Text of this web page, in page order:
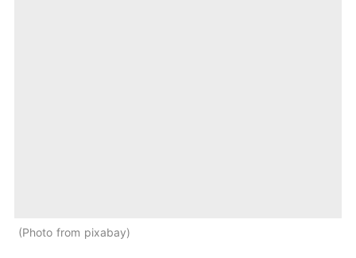
Photo from pixabay